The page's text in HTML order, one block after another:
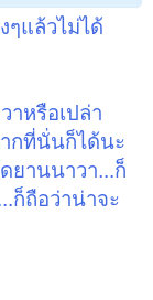
แล้วไม่ได้
าหรือเปล่า
กที่นั่นก็ได้นะ
ยานนาวา...ก็
ก็ถือว่าน่าจะ